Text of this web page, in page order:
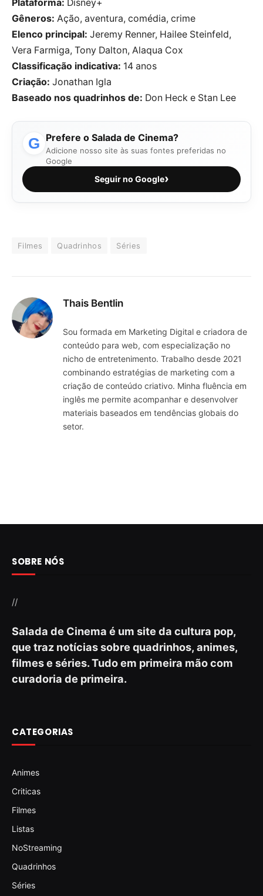
Plataforma: Disney+
Gêneros: Ação, aventura, comédia, crime
Elenco principal: Jeremy Renner, Hailee Steinfeld,
Vera Farmiga, Tony Dalton, Alaqua Cox
Classificação indicativa: 14 anos
Criação: Jonathan Igla
Baseado nos quadrinhos de: Don Heck e Stan Lee
G Prefere o Salada de Cinema?
Adicione nosso site às suas fontes preferidas no
Google
Seguir no Google›
Filmes Quadrinhos Séries
Thais Bentlin
Sou formada em Marketing Digital e criadora de
conteúdo para web, com especialização no
nicho de entretenimento. Trabalho desde 2021
combinando estratégias de marketing com a
criação de conteúdo criativo. Minha fluência em
inglês me permite acompanhar e desenvolver
materiais baseados em tendências globais do
setor.
SOBRE NÓS
//
Salada de Cinema é um site da cultura pop,
que traz notícias sobre quadrinhos, animes,
filmes e séries. Tudo em primeira mão com
curadoria de primeira.
CATEGORIAS
Animes
Criticas
Filmes
Listas
NoStreaming
Quadrinhos
Séries